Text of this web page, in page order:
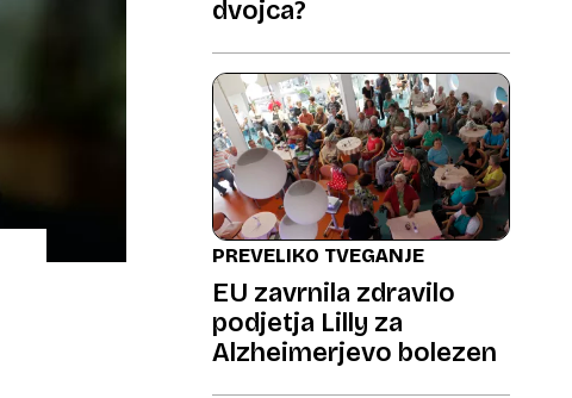
dvojca?
PREVELIKO TVEGANJE
EU zavrnila zdravilo
podjetja Lilly za
Alzheimerjevo bolezen